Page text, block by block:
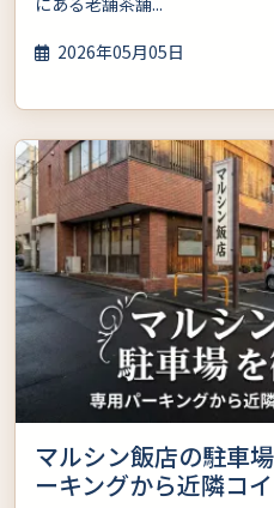
2026年05月05日
マルシン飯店の駐車
ーキングから近隣コ